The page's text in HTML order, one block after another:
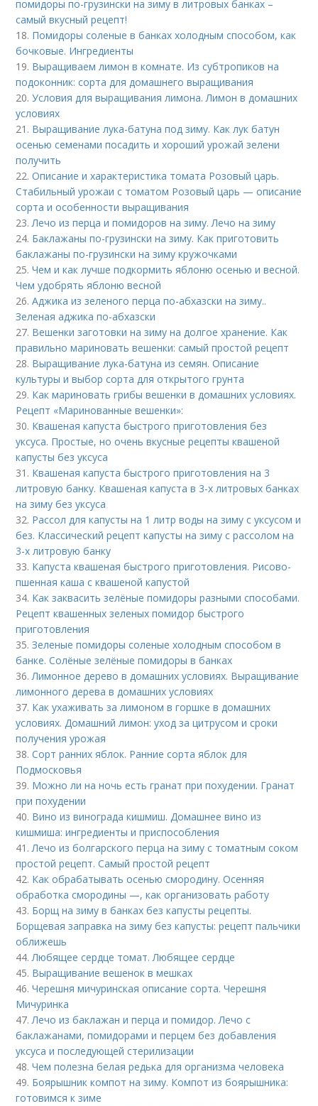
помидоры по-грузински на зиму в литровых банках –
самый вкусный рецепт!
18. Помидоры соленые в банках холодным способом, как
бочковые. Ингредиенты
19. Выращиваем лимон в комнате. Из субтропиков на
подоконник: сорта для домашнего выращивания
20.Условия для выращивания лимона. Лимон в домашних
условиях
21. Выращивание лука-батуна под зиму. Как лук батун
осенью семенами посадить и хороший урожай зелени
получить
22.Описание и характеристика томата Розовый царь.
Стабильный урожаи с томатом Розовый царь — описание
сорта и особенности выращивания
23.Лечо из перца и помидоров на зиму. Лечо на зиму
24. Баклажаны по-грузински на зиму. Как приготовить
баклажаны по-грузински на зиму кружочками
25.Чем и как лучше подкормить яблоню осенью и весной.
Чем удобрять яблоню весной
26.Аджика из зеленого перца по-абхазски на зиму..
Зеленая аджика по-абхазски
27. Вешенки заготовки на зиму на долгое хранение. Как
правильно мариновать вешенки: самый простой рецепт
28. Выращивание лука-батуна из семян. Описание
культуры и выбор сорта для открытого грунта
29. Как мариновать грибы вешенки в домашних условиях.
Рецепт «Маринованные вешенки»:
30. Квашеная капуста быстрого приготовления без
уксуса. Простые, но очень вкусные рецепты квашеной
капусты без уксуса
31. Квашеная капуста быстрого приготовления на 3
литровую банку. Квашеная капуста в 3-х литровых банках
на зиму без уксуса
32. Рассол для капусты на 1 литр воды на зиму с уксусом и
без. Классический рецепт капусты на зиму с рассолом на
3-х литровую банку
33. Капуста квашеная быстрого приготовления. Рисово-
пшенная каша с квашеной капустой
34. Как заквасить зелёные помидоры разными способами.
Рецепт квашенных зеленых помидор быстрого
приготовления
35.Зеленые помидоры соленые холодным способом в
банке. Солёные зелёные помидоры в банках
36.Лимонное дерево в домашних условиях. Выращивание
лимонного дерева в домашних условиях
37. Как ухаживать за лимоном в горшке в домашних
условиях. Домашний лимон: уход за цитрусом и сроки
получения урожая
38.Сорт ранних яблок. Ранние сорта яблок для
Подмосковья
39. Можно ли на ночь есть гранат при похудении. Гранат
при похудении
40. Вино из винограда кишмиш. Домашнее вино из
кишмиша: ингредиенты и приспособления
41.Лечо из болгарского перца на зиму с томатным соком
простой рецепт. Самый простой рецепт
42. Как обрабатывать осенью смородину. Осенняя
обработка смородины —, как организовать работу
43. Борщ на зиму в банках без капусты рецепты.
Борщевая заправка на зиму без капусты: рецепт пальчики
оближешь
44.Любящее сердце томат. Любящее сердце
45. Выращивание вешенок в мешках
46.Черешня мичуринская описание сорта. Черешня
Мичуринка
47.Лечо из баклажан и перца и помидор. Лечо с
баклажанами, помидорами и перцем без добавления
уксуса и последующей стерилизации
48.Чем полезна белая редька для организма человека
49. Боярышник компот на зиму. Компот из боярышника:
готовимся к зиме